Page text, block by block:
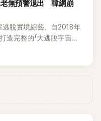
圈代表「媽媽群」——李智
」身分登場，分享最真
率先與李智惠會合，兩人
新聞，李瑞鎮突然直球
形？是人中縮短手術嗎？」
默契十足。 話題接著一路
「妳以前不是還在游泳池
老無預警退出 韓網崩
逃脫實境綜藝，自2018年
造完整的「大逃脫宇宙
場景與龐大世界觀，累積